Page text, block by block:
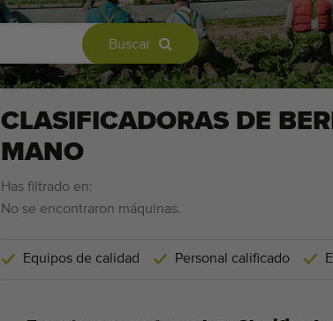
Buscar
CLASIFICADORAS DE
MANO
Has filtrado en:
No se encontraron máquinas.
Equipos de calidad Personal calificado